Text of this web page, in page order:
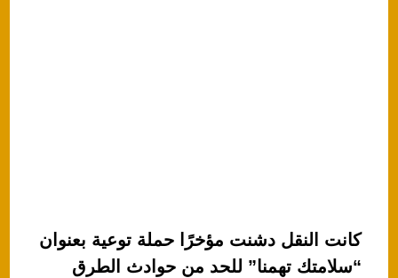
كانت النقل دشنت مؤخرًا حملة توعية بعنوان
“سلامتك تهمنا” للحد من حوادث الطرق